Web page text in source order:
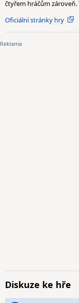
čtyřem hráčům
Oficiální stránky hry
Diskuze ke hře